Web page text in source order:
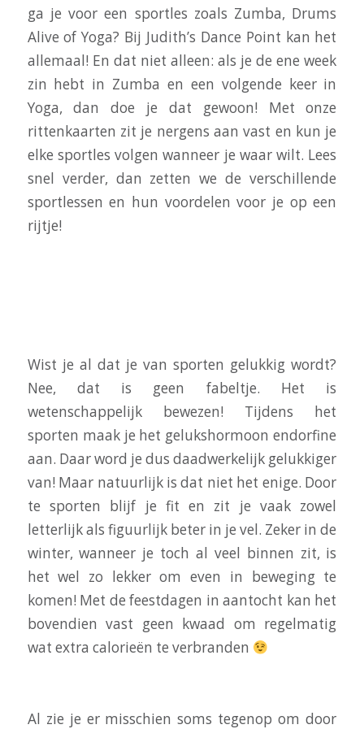
ga je voor een sportles zoals Zumba, Drums
Alive of Yoga? Bij Judith’s Dance Point kan het
allemaal! En dat niet alleen: als je de ene week
zin hebt in Zumba en een volgende keer in
Yoga, dan doe je dat gewoon! Met onze
rittenkaarten zit je nergens aan vast en kun je
elke sportles volgen wanneer je waar wilt. Lees
snel verder, dan zetten we de verschillende
sportlessen en hun voordelen voor je op een
rijtje!
Wist je al dat je van sporten gelukkig wordt?
Nee, dat is geen fabeltje. Het is
wetenschappelijk bewezen! Tijdens het
sporten maak je het gelukshormoon endorfine
aan. Daar word je dus daadwerkelijk gelukkiger
van! Maar natuurlijk is dat niet het enige. Door
te sporten blijf je fit en zit je vaak zowel
letterlijk als figuurlijk beter in je vel. Zeker in de
winter, wanneer je toch al veel binnen zit, is
het wel zo lekker om even in beweging te
komen! Met de feestdagen in aantocht kan het
bovendien vast geen kwaad om regelmatig
wat extra calorieën te verbranden
Al zie je er misschien soms tegenop om door